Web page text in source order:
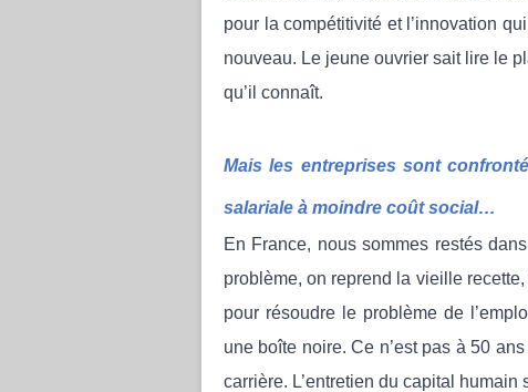
pour la compétitivité et l’innovation
nouveau. Le jeune ouvrier sait lire le
qu’il connaît.
Mais les entreprises sont
salariale à moindre coût social…
En France, nous sommes restés
problème, on reprend la vieille
pour résoudre le problème de
une boîte noire. Ce n’est pas à 50
carrière. L’entretien du capital humain